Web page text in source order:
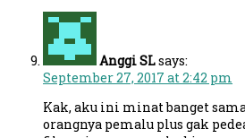
Anggi SLsays:
September 27, 2017 at 2:42 pm
Kak, aku ini minat banget
orangnya pemalu plus gak